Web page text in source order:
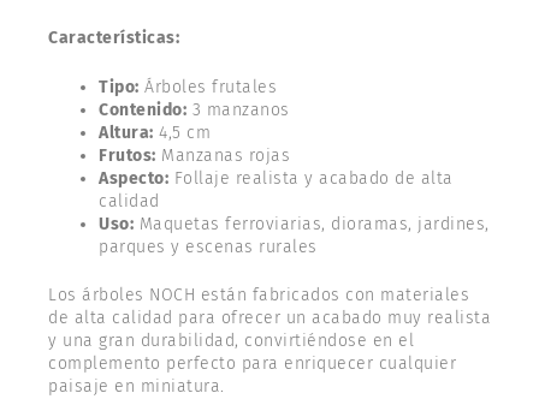
Características:
Tipo: Árboles frutales
Contenido: 3 manzanos
Altura: 4,5 cm
Frutos: Manzanas rojas
Aspecto: Follaje realista y acabado de alta
calidad
Uso: Maquetas ferroviarias, dioramas, jardines,
parques y escenas rurales
Los árboles NOCH están fabricados con materiales
de alta calidad para ofrecer un acabado muy realista
y una gran durabilidad, convirtiéndose en el
complemento perfecto para enriquecer cualquier
paisaje en miniatura.